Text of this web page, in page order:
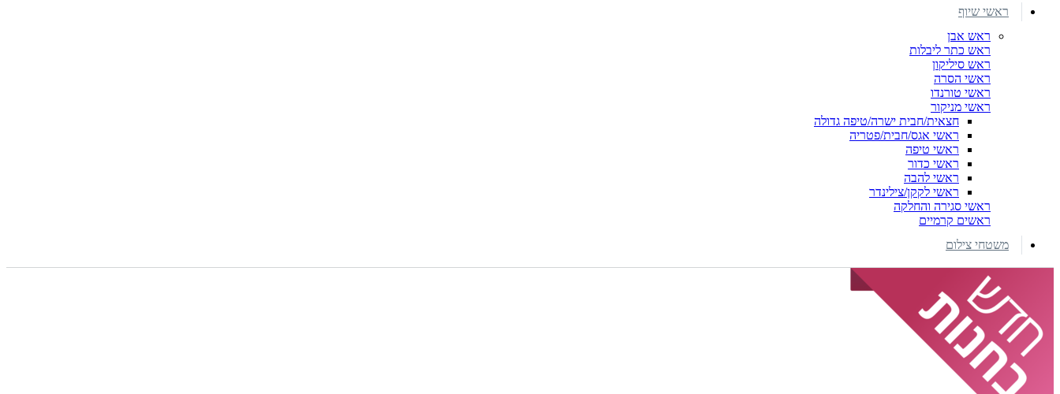
ראשי שיוף
ראש אבן
ראש כתר ליבלות
ראש סיליקון
ראשי הסרה
ראשי טורנדו
ראשי מניקור
חצאית/חבית ישרה/טיפה גדולה
ראשי אגס/חבית/פטריה
ראשי טיפה
ראשי כדור
ראשי להבה
ראשי לקקן/צילינדר
ראשי סגירה והחלקה
ראשים קרמיים
משטחי צילום